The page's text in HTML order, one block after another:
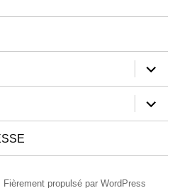
ouvrir
le
sous-
menu
ouvrir
le
sous-
Fièrement propulsé par WordPress